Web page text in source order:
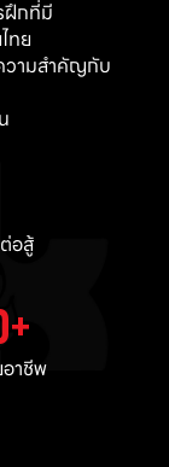
ฝึกที่มี
ทย
วามสำคัญกับ
อสู้
าชีพ